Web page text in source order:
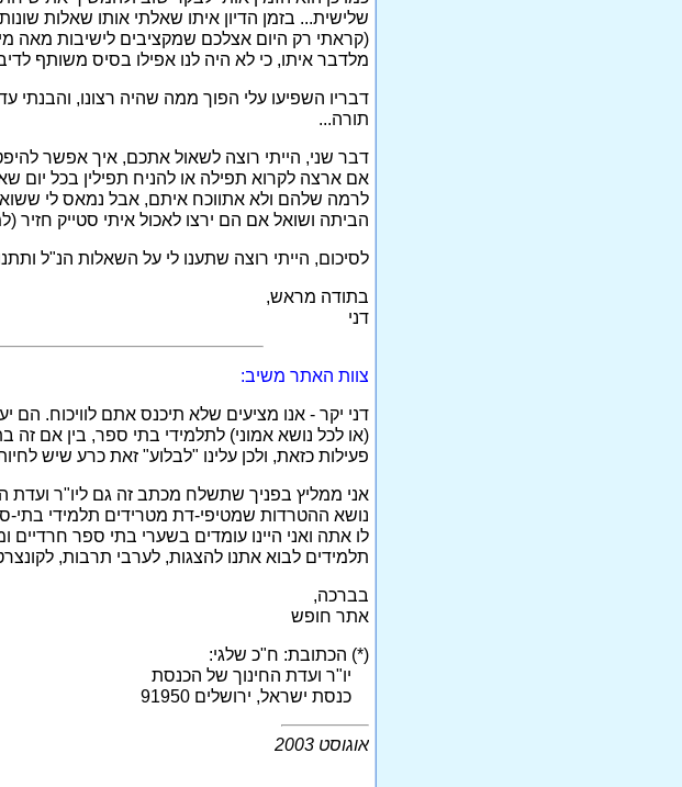
שלישית... בזמן הדיון איתו שאלתי אותו שאלות
(קראתי רק היום אצלכם שמקציבים לישיבות מאה
מלדבר איתו, כי לא היה לנו אפילו בסיס משותף
דבריו השפיעו עלי הפוך ממה שהיה רצונו,
תורה...
דבר שני, הייתי רוצה לשאול אתכם, איך אפשר
אם ארצה לקרוא תפילה או להניח תפילין בכל יום
לרמה שלהם ולא אתווכח איתם, אבל נמאס לי
הביתה ושואל אם הם ירצו לאכול איתי סטייק חזיר
לסיכום, הייתי רוצה שתענו לי על השאלות הנ"ל
בתודה מראש,
דני
צוות האתר משיב:
דני יקר - אנו מציעים שלא תיכנס אתם לוויכוח.
(או לכל נושא אמוני) לתלמידי בתי ספר, בין אם זה
פעילות כזאת, ולכן עלינו "לבלוע" זאת כרע שיש
אני ממליץ בפניך שתשלח מכתב זה גם ליו"ר
נושא ההטרדות שמטיפי-דת מטרידים תלמידי
לו אתה ואני היינו עומדים בשערי בתי ספר
תלמידים לבוא אתנו להצגות, לערבי תרבות,
בברכה,
אתר חופש
(*) הכתובת: ח"כ שלגי:
יו"ר ועדת החינוך של הכנסת
כנסת ישראל, ירושלים 91950
אוגוסט 2003